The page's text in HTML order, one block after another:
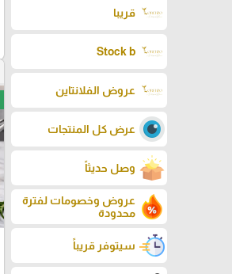
قريبا
Stock b
عروض الفلانتاين
عرض كل المنتجات
وصل حديثاً
عروض وخصومات لفترة
محدودة
سيتوفر قريباً